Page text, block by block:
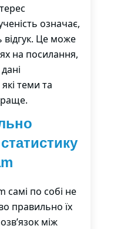
означає,
відгук. Це може
на посилання,
теми та
самі по собі не
правильно їх
між